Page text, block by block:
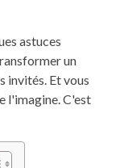
astuces
un
invités. Et vous
l'imagine. C'est